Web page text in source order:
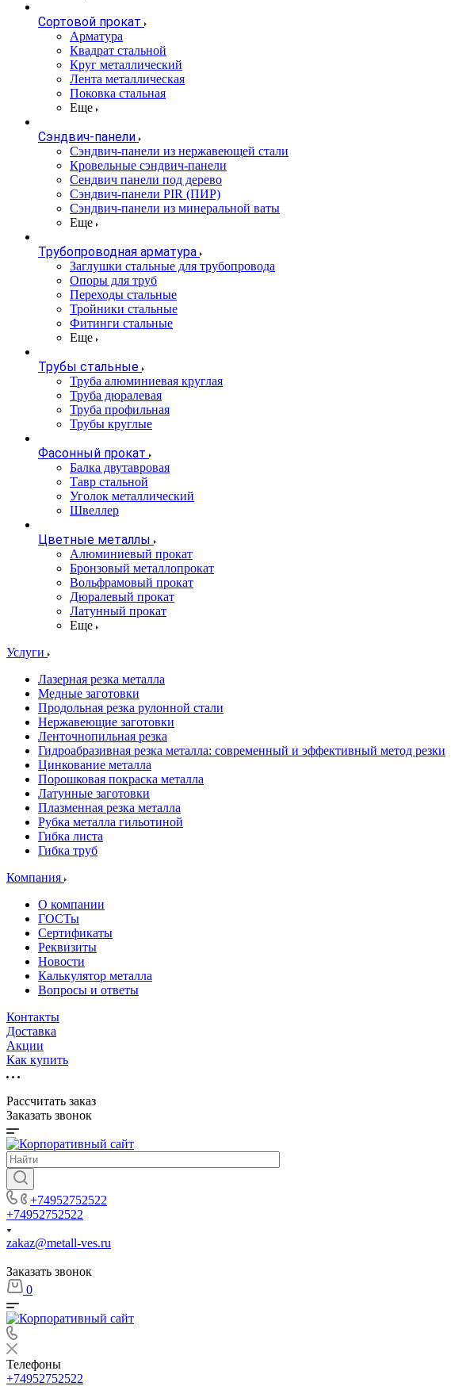
Сортовой прокат
Арматура
Квадрат стальной
Круг металлический
Лента металлическая
Поковка стальная
Еще
Сэндвич-панели
Cэндвич-панели из нержавеющей стали
Кровельные сэндвич-панели
Сендвич панели под дерево
Сэндвич-панели PIR (ПИР)
Сэндвич-панели из минеральной ваты
Еще
Трубопроводная арматура
Заглушки стальные для трубопровода
Опоры для труб
Переходы стальные
Тройники стальные
Фитинги стальные
Еще
Трубы стальные
Труба алюминиевая круглая
Труба дюралевая
Труба профильная
Трубы круглые
Фасонный прокат
Балка двутавровая
Тавр стальной
Уголок металлический
Швеллер
Цветные металлы
Алюминиевый прокат
Бронзовый металлопрокат
Вольфрамовый прокат
Дюралевый прокат
Латунный прокат
Еще
Услуги
Лазерная резка металла
Медные заготовки
Продольная резка рулонной стали
Нержавеющие заготовки
Ленточнопильная резка
Гидроабразивная резка металла: современный и эффективный метод резки
Цинкование металла
Порошковая покраска металла
Латунные заготовки
Плазменная резка металла
Рубка металла гильотиной
Гибка листа
Гибка труб
Компания
О компании
ГОСТы
Сертификаты
Реквизиты
Новости
Калькулятор металла
Вопросы и ответы
Контакты
Доставка
Акции
Как купить
Рассчитать заказ
Заказать звонок
+74952752522
+74952752522
zakaz@metall-ves.ru
Заказать звонок
0
Телефоны
+74952752522